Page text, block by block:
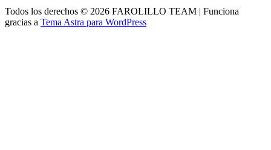
Todos los derechos © 2026 FAROLILLO TEAM | Funciona
gracias a Tema Astra para WordPress